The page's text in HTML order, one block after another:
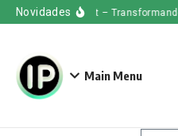
Ir para o conteúdo
Novidades
Uber Freight –
Main Menu